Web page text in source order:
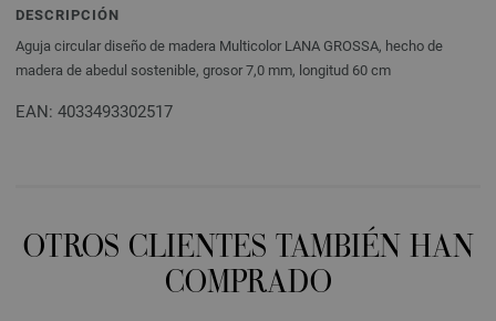
DESCRIPCIÓN
Aguja circular diseño de madera Multicolor LANA GROSSA, hecho de
madera de abedul sostenible, grosor 7,0 mm, longitud 60 cm
EAN: 4033493302517
OTROS CLIENTES TAMBIÉN HAN
COMPRADO